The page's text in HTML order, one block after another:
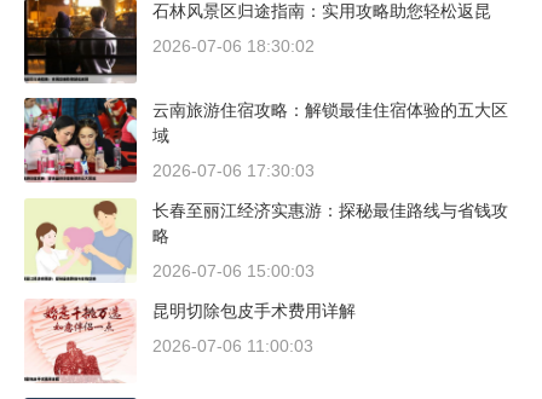
石林风景区归途指南：实用攻略助您轻松返昆
2026-07-06 18:30:02
云南旅游住宿攻略：解锁最佳住宿体验的五大区
域
2026-07-06 17:30:03
长春至丽江经济实惠游：探秘最佳路线与省钱攻
略
2026-07-06 15:00:03
昆明切除包皮手术费用详解
2026-07-06 11:00:03